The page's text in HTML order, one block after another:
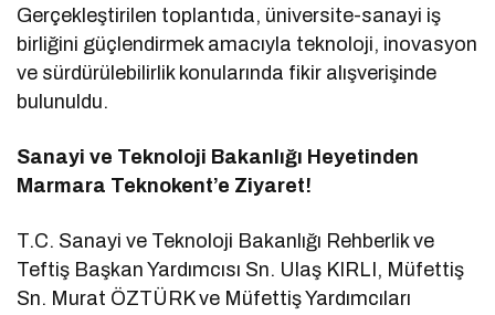
Gerçekleştirilen toplantıda, üniversite-sanayi iş
birliğini güçlendirmek amacıyla teknoloji, inovasyon
ve sürdürülebilirlik konularında fikir alışverişinde
bulunuldu.
Sanayi ve Teknoloji Bakanlığı Heyetinden
Marmara Teknokent’e Ziyaret!
T.C. Sanayi ve Teknoloji Bakanlığı Rehberlik ve
Teftiş Başkan Yardımcısı Sn. Ulaş KIRLI, Müfettiş
Sn. Murat ÖZTÜRK ve Müfettiş Yardımcıları